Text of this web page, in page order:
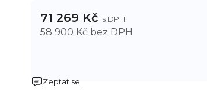
71 269 Kč
58 900 Kč bez DPH
Zeptat se